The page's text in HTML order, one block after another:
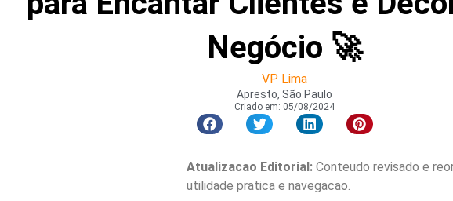
Negócio 🚀
VP Lima
Apresto, São Paulo
Criado em: 05/08/2024
Atualizacao Editorial:Conteudo revisado e
utilidade pratica e navegacao.